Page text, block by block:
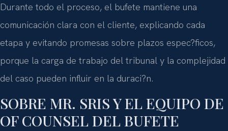
Durante todo el proceso, el bufete mantiene una
comunicación clara con el cliente, explicando cada
etapa y evitando promesas sobre plazos espec?ficos,
porque la carga de trabajo del tribunal y la complejidad
del caso pueden influir en la duraci?n.
SOBRE MR. SRIS Y EL EQUIPO DE
OF COUNSEL DEL BUFETE